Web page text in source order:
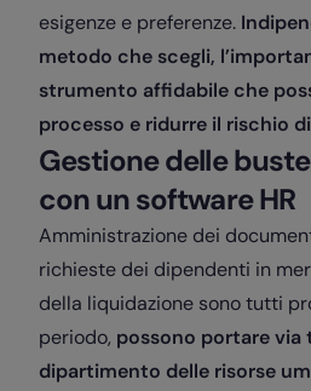
esigenze e preferenze.
metodo che scegli,
strumento affidabile che
processo e ridurre il rischio
Gestione delle buste
con un software HR
Amministrazione dei
richieste dei dipendenti in
della liquidazione sono tutti
periodo, possono portare
dipartimento delle risorse